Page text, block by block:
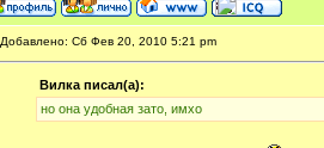
Добавлено: Сб Фев 20, 2010 5:21 pm
Вилка писал(а):
но она удобная зато, имхо